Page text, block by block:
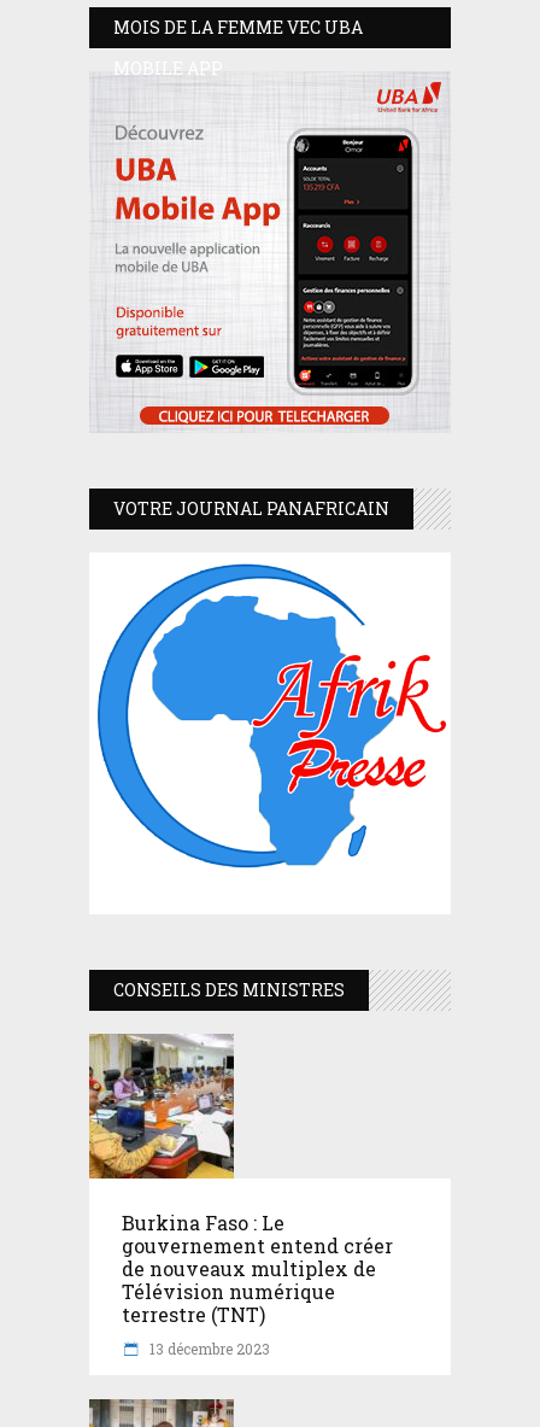
MOIS DE LA FEMME VEC UBA
MOBILE APP
VOTRE JOURNAL PANAFRICAIN
CONSEILS DES MINISTRES
Burkina Faso : Le
gouvernement entend créer
de nouveaux multiplex de
Télévision numérique
terrestre (TNT)
13 décembre 2023